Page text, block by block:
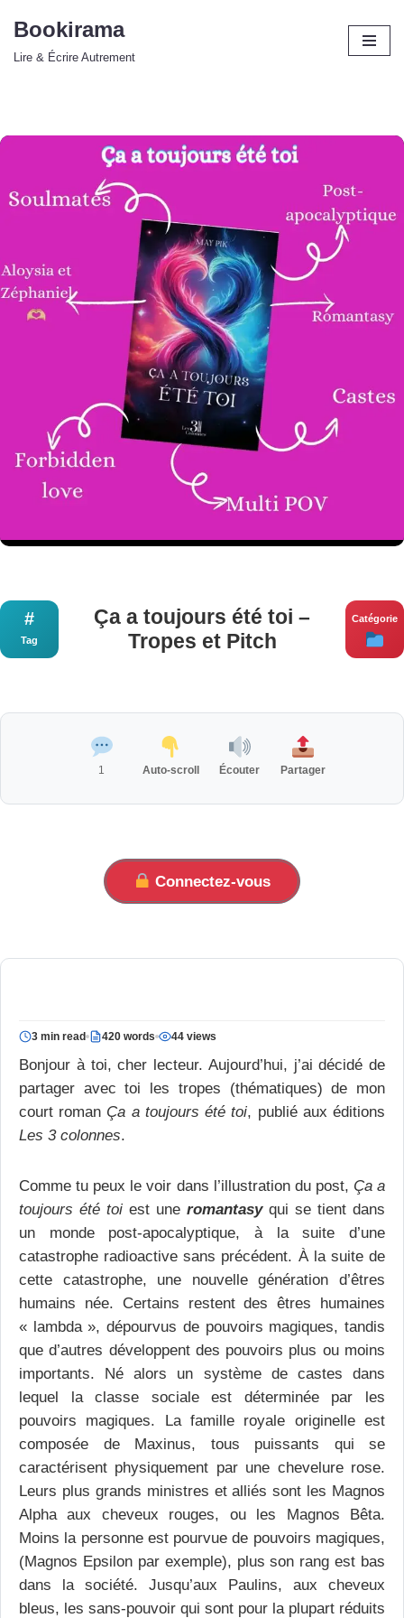
Bookirama
Lire & Écrire Autrement
#
Tag
Ça a toujours été toi –
Tropes et Pitch
Catégorie
1 Auto-scroll Écouter Partager
Connectez-vous
3 min read 420 words 44 views
Bonjour à toi, cher lecteur. Aujourd’hui, j’ai décidé de
partager avec toi les tropes (thématiques) de mon
court roman Ça a toujours été toi, publié aux éditions
Les 3 colonnes.
Comme tu peux le voir dans l’illustration du post, Ça a
toujours été toi est une romantasy qui se tient dans
un monde post-apocalyptique, à la suite d’une
catastrophe radioactive sans précédent. À la suite de
cette catastrophe, une nouvelle génération d’êtres
humains née. Certains restent des êtres humaines
« lambda », dépourvus de pouvoirs magiques, tandis
que d’autres développent des pouvoirs plus ou moins
importants. Né alors un système de castes dans
lequel la classe sociale est déterminée par les
pouvoirs magiques. La famille royale originelle est
composée de Maxinus, tous puissants qui se
caractérisent physiquement par une chevelure rose.
Leurs plus grands ministres et alliés sont les Magnos
Alpha aux cheveux rouges, ou les Magnos Bêta.
Moins la personne est pourvue de pouvoirs magiques,
(Magnos Epsilon par exemple), plus son rang est bas
dans la société. Jusqu’aux Paulins, aux cheveux
bleus, les sans-pouvoir qui sont pour la plupart réduits